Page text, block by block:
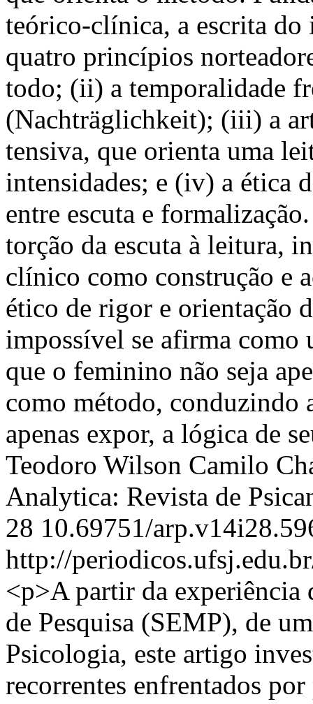
teórico-clínica, a escrita do
quatro princípios
todo; (ii) a temporalidade
(Nachträglichkeit); (iii) a
tensiva, que orienta uma
intensidades; e (iv) a ética
entre escuta e
torção da escuta à leitura,
clínico como construção e
ético de rigor e orientação
impossível se afirma como
que o feminino não seja
como método, conduzindo
apenas expor, a lógica de
Teodoro Wilson Camilo
Analytica: Revista de
28 10.69751/
http://
<p>A partir da experiência
de Pesquisa (SEMP), de
Psicologia, este artigo
recorrentes enfrentados